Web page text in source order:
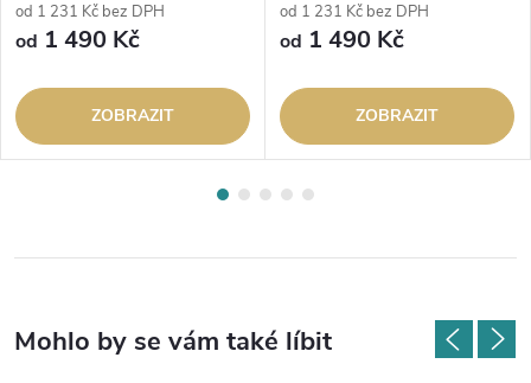
od 1 231 Kč bez DPH
od 1 490 Kč
ZOBRAZIT
od 1 231 Kč bez DPH
od 1 490 Kč
ZOBRAZIT